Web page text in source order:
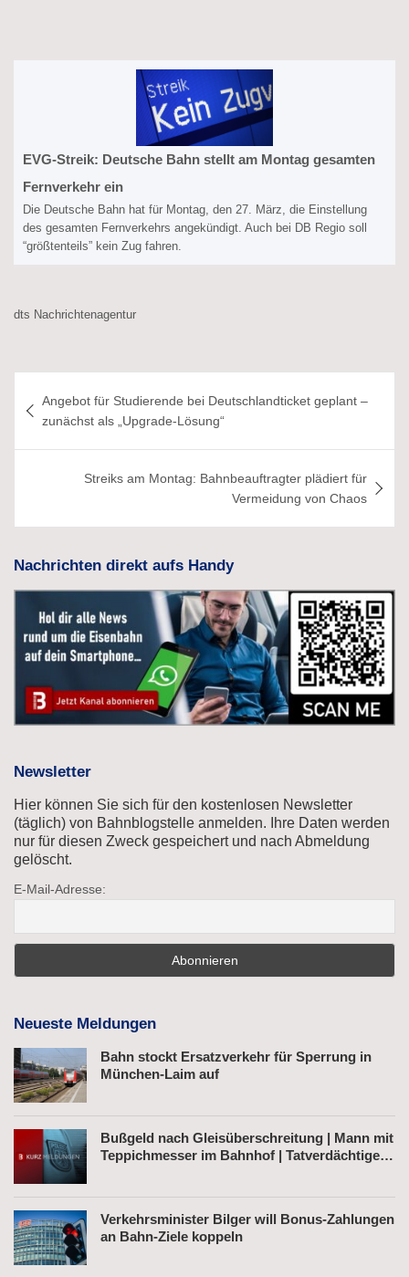
EVG-Streik: Deutsche Bahn stellt am Montag gesamten
Fernverkehr ein
Die Deutsche Bahn hat für Montag, den 27. März, die Einstellung
des gesamten Fernverkehrs angekündigt. Auch bei DB Regio soll
“größtenteils” kein Zug fahren.
dts Nachrichtenagentur
Angebot für Studierende bei Deutschlandticket geplant –
zunächst als „Upgrade-Lösung“
Streiks am Montag: Bahnbeauftragter plädiert für
Vermeidung von Chaos
Nachrichten direkt aufs Handy
Newsletter
Hier können Sie sich für den kostenlosen Newsletter
(täglich) von Bahnblogstelle anmelden. Ihre Daten werden
nur für diesen Zweck gespeichert und nach Abmeldung
gelöscht.
E-Mail-Adresse:
Neueste Meldungen
Bahn stockt Ersatzverkehr für Sperrung in
München-Laim auf
Bußgeld nach Gleisüberschreitung | Mann mit
Teppichmesser im Bahnhof | Tatverdächtiger
Verkehrsminister Bilger will Bonus-Zahlungen
an Bahn-Ziele koppeln